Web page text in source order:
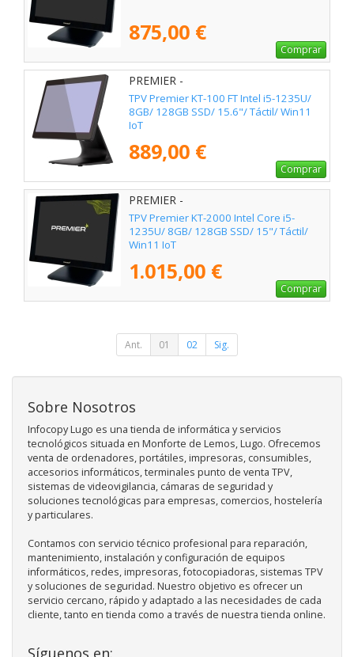
875,00 €
Comprar
PREMIER -
KT100F156I51235U8128W11
TPV Premier KT-100 FT Intel i5-1235U/
8GB/ 128GB SSD/ 15.6"/ Táctil/ Win11
IoT
889,00 €
Comprar
PREMIER -
KT200015I51235U8128W11
TPV Premier KT-2000 Intel Core i5-
1235U/ 8GB/ 128GB SSD/ 15"/ Táctil/
Win11 IoT
1.015,00 €
Comprar
Ant. 01 02 Sig.
Sobre Nosotros
Infocopy Lugo es una tienda de informática y servicios
tecnológicos situada en Monforte de Lemos, Lugo. Ofrecemos
venta de ordenadores, portátiles, impresoras, consumibles,
accesorios informáticos, terminales punto de venta TPV,
sistemas de videovigilancia, cámaras de seguridad y
soluciones tecnológicas para empresas, comercios, hostelería
y particulares.
Contamos con servicio técnico profesional para reparación,
mantenimiento, instalación y configuración de equipos
informáticos, redes, impresoras, fotocopiadoras, sistemas TPV
y soluciones de seguridad. Nuestro objetivo es ofrecer un
servicio cercano, rápido y adaptado a las necesidades de cada
cliente, tanto en tienda como a través de nuestra tienda online.
Síguenos en: